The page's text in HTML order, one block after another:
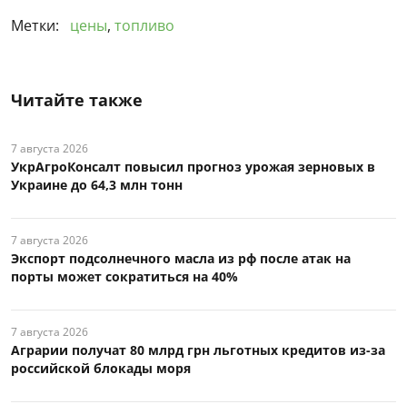
Метки:
цены, топливо
Читайте также
7 августа 2026
УкрАгроКонсалт повысил прогноз урожая зерновых в
Украине до 64,3 млн тонн
7 августа 2026
Экспорт подсолнечного масла из рф после атак на
порты может сократиться на 40%
7 августа 2026
Аграрии получат 80 млрд грн льготных кредитов из-за
российской блокады моря